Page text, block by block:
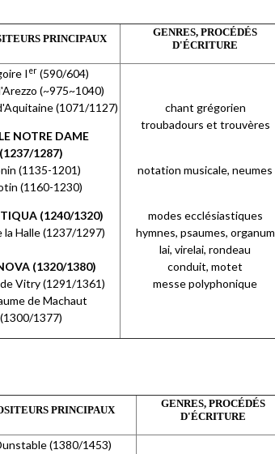
PRINCIPAUX
GENRES, PROCÉDÉS
D'ÉCRITURE
I er(590/604)
(~975~1040)
(1071/1127)
NOTRE DAME
(1237/1287)
(1135-1201)
(1160-1230)
(1240/1320)
la Halle (1237/1297)
(1320/1380)
Vitry (1291/1361)
de Machaut
(1300/1377)
chant grégorien
troubadours et trouvères
notation musicale, neumes
modes ecclésiastiques
hymnes, psaumes, organum
lai, virelai, rondeau
conduit, motet
messe polyphonique
PRINCIPAUX
GENRES, PROCÉDÉS
D'ÉCRITURE
(1380/1453)